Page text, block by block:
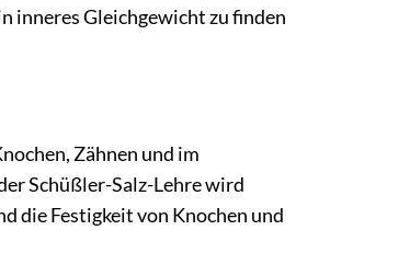
inneres Gleichgewicht zu finden
Zähnen und im
Schüßler-Salz-Lehre wird
die Festigkeit von Knochen und